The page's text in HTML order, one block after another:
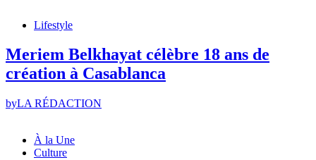
Lifestyle
Meriem Belkhayat célèbre 18 ans de
création à Casablanca
byLA RÉDACTION
À la Une
Culture